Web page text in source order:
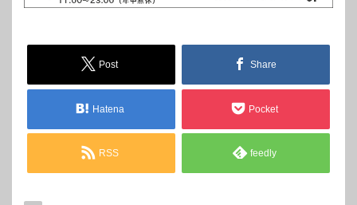
Post Share
Hatena Pocket
RSS feedly